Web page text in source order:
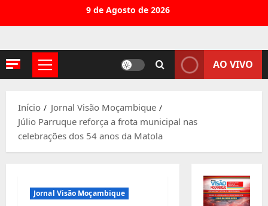
conteúdo
9 de Agosto de 2026
Menu
AO VIVO
Início
Jornal Visão Moçambique
Júlio Parruque reforça a frota municipal nas
celebrações dos 54 anos da Matola
Jornal Visão Moçambique